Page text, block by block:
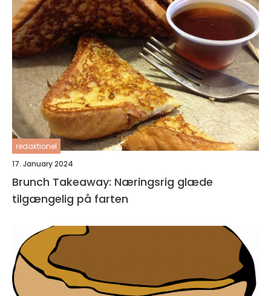
redaktionel
17. January 2024
Brunch Takeaway: Næringsrig glæde
tilgængelig på farten